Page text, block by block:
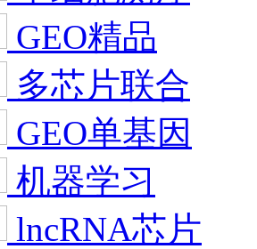
GEO精品
多芯片联合
GEO单基因
机器学习
lncRNA芯片